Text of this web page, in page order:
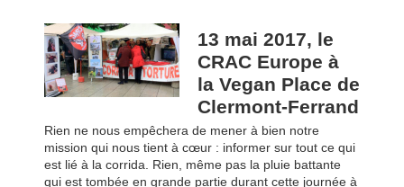
13 mai 2017, le
CRAC Europe à
la Vegan Place de
Clermont-Ferrand
Rien ne nous empêchera de mener à bien notre
mission qui nous tient à cœur : informer sur tout ce qui
est lié à la corrida. Rien, même pas la pluie battante
qui est tombée en grande partie durant cette journée à